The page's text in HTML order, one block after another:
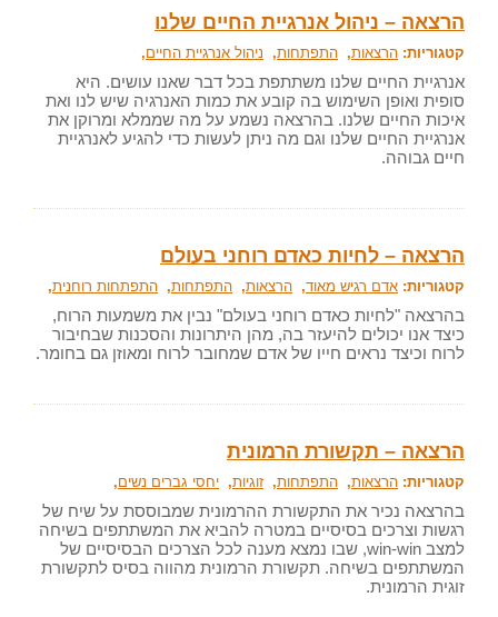
הרצאה – ניהול אנרגיית החיים שלנו
קטגוריות: הרצאות, התפתחות, ניהול אנרגיית החיים,
אנרגיית החיים שלנו משתתפת בכל דבר שאנו עושים. היא
סופית ואופן השימוש בה קובע את כמות האנרגיה שיש לנו ואת
איכות החיים שלנו. בהרצאה נשמע על מה שממלא ומרוקן את
אנרגיית החיים שלנו וגם מה ניתן לעשות כדי להגיע לאנרגיית
חיים גבוהה.
הרצאה – לחיות כאדם רוחני בעולם
קטגוריות: אדם רגיש מאוד, הרצאות, התפתחות, התפתחות רוחנית,
בהרצאה "לחיות כאדם רוחני בעולם" נבין את משמעות הרוח,
כיצד אנו יכולים להיעזר בה, מהן היתרונות והסכנות שבחיבור
לרוח וכיצד נראים חייו של אדם שמחובר לרוח ומאוזן גם בחומר.
הרצאה – תקשורת הרמונית
קטגוריות: הרצאות, התפתחות, זוגיות, יחסי גברים נשים,
בהרצאה נכיר את התקשורת ההרמונית שמבוססת על שיח של
רגשות וצרכים בסיסיים במטרה להביא את המשתתפים בשיחה
למצב win-win, שבו נמצא מענה לכל הצרכים הבסיסיים של
המשתתפים בשיחה. תקשורת הרמונית מהווה בסיס לתקשורת
זוגית הרמונית.